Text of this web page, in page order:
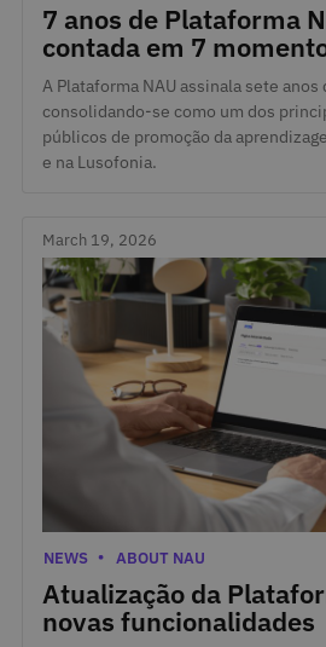
7 anos de Plataforma
contada em 7
A Plataforma NAU assinala sete
consolidando-se como um dos
públicos de promoção da
e na Lusofonia.
March 19, 2026
Atualização da
novas funcionalidades
March 19, 2026
Categories
NEWS ABOUT NAU